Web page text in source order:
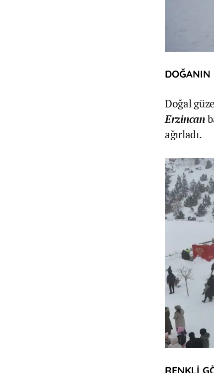
DOĞANIN
Doğal
Erzincan
ağırladı.
RENKLİ